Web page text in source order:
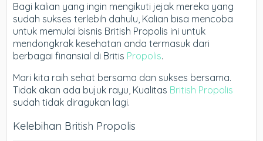
Bagi kalian yang ingin mengikuti jejak mereka yang
sudah sukses terlebih dahulu, Kalian bisa mencoba
untuk memulai bisnis British Propolis ini untuk
mendongkrak kesehatan anda termasuk dari
berbagai finansial di Britis Propolis.
Mari kita raih sehat bersama dan sukses bersama.
Tidak akan ada bujuk rayu, Kualitas British Propolis
sudah tidak diragukan lagi.
Kelebihan British Propolis